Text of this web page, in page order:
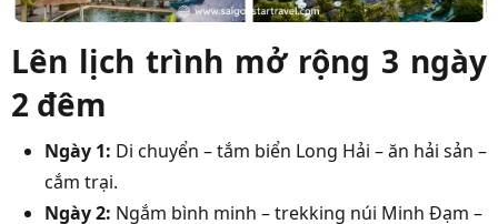
Lên lịch trình mở rộng 3 ngày
2 đêm
Ngày 1: Di chuyển – tắm biển Long Hải – ăn hải sản –
cắm trại.
Ngày 2: Ngắm bình minh – trekking núi Minh Đạm –